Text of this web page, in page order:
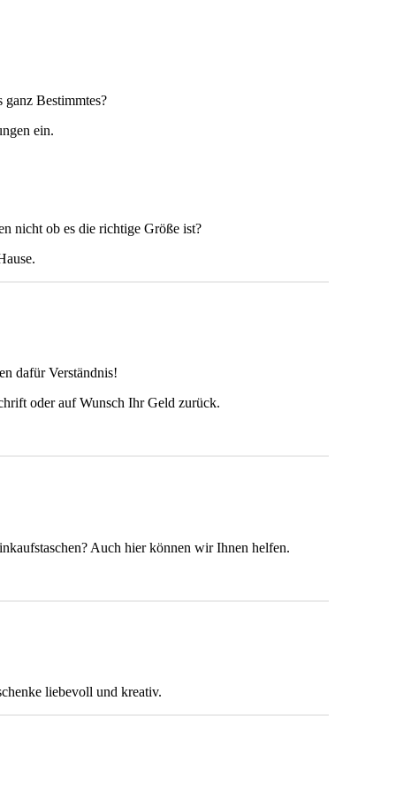
ganz Bestimmtes?
ein.
nicht ob es die richtige Größe ist?
dafür Verständnis!
oder auf Wunsch Ihr Geld zurück.
Auch hier können wir Ihnen helfen.
liebevoll und kreativ.